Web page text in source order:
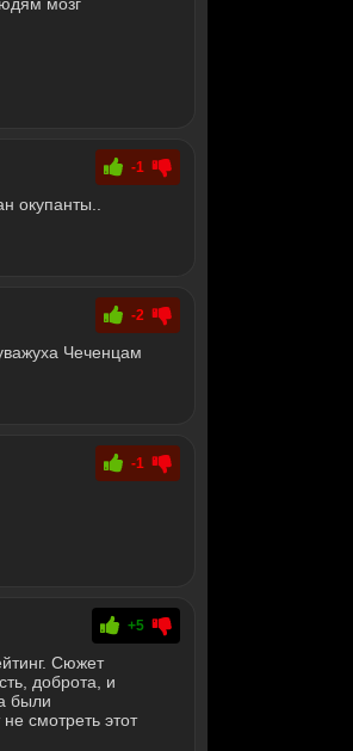
мозг
-1
окупанты..
-2
Чеченцам
-1
+5
Сюжет
доброта, и
были
смотреть этот